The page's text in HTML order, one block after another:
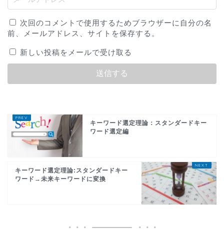
次回のコメントで使用するためブラウザーに自分の名
前、メールアドレス、サイトを保存する。
新しい投稿をメールで受け取る
キーワード選定理論：スタンダードキー
ワード選定編
キーワード選定理論:スタンダードキー
ワード→未来キーワードに変換